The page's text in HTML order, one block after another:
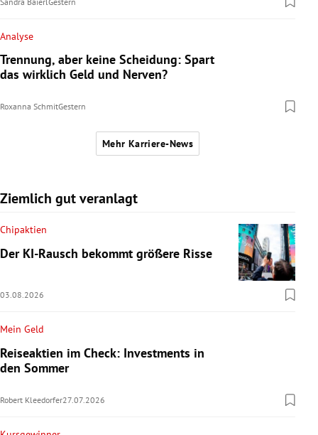
Analyse
Trennung, aber keine Scheidung: Spart
das wirklich Geld und Nerven?
Roxanna SchmitGestern
Mehr Karriere-News
Ziemlich gut veranlagt
Chipaktien
Der KI-Rausch bekommt größere Risse
03.08.2026
Mein Geld
Reiseaktien im Check: Investments in
den Sommer
Robert Kleedorfer27.07.2026